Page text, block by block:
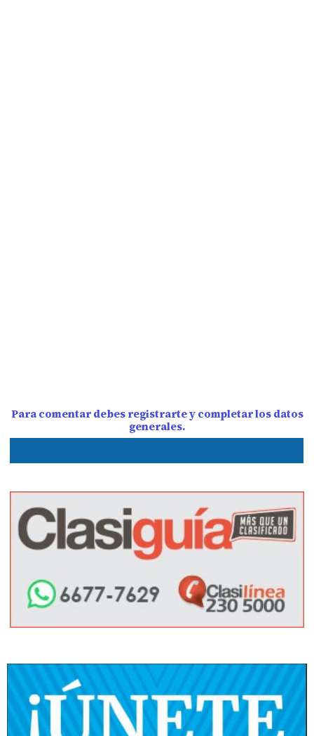
Para comentar debes registrarte y completar los datos
generales.